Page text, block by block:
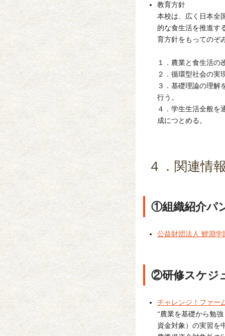
教育方針
本校は、広く日本全
的な食生活を推進す
育方針をもってのぞ
１．農業と食生活の
２．循環型社会の実
３．基礎理論の理解
行う。
４．学生生活全般を
成につとめる。
４．関連情
①組織紹介パ
公益財団法人 鯉淵
②研修スケジ
チャレンジ！ファー
“農業を基礎から勉
資金対象）の実習を